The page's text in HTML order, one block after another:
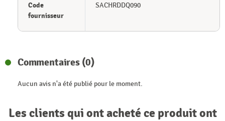
Code
fournisseur
SACHRDDQ090
Commentaires (0)
Aucun avis n'a été publié pour le moment.
Les clients qui ont acheté ce produit ont